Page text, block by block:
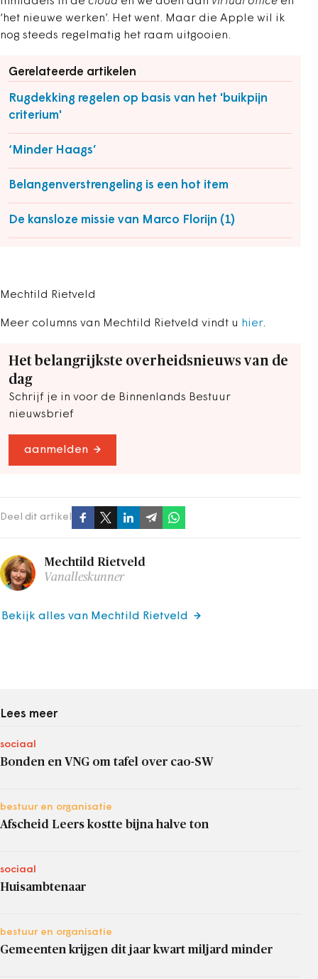
‘het nieuwe werken’. Het went. Maar die Apple wil ik
nog steeds regelmatig het raam uitgooien.
Gerelateerde artikelen
Rugdekking regelen op basis van het 'buikpijn
criterium'
‘Minder Haags’
Belangenverstrengeling is een hot item
De kansloze missie van Marco Florijn (1)
Mechtild Rietveld
Meer columns van Mechtild Rietveld vindt u hier.
Het belangrijkste overheidsnieuws van de
dag
Schrijf je in voor de Binnenlands Bestuur
nieuwsbrief
aanmelden
Deel dit artikel
Mechtild Rietveld
Vanalleskunner
Bekijk alles van Mechtild Rietveld
Lees meer
sociaal
Bonden en VNG om tafel over cao-SW
bestuur en organisatie
Afscheid Leers kostte bijna halve ton
sociaal
Huisambtenaar
bestuur en organisatie
Gemeenten krijgen dit jaar kwart miljard minder